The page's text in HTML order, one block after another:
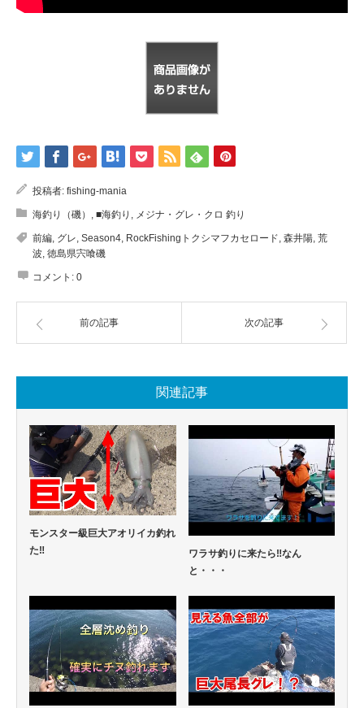
投稿者: fishing-mania
海釣り（磯） , ■海釣り , メジナ・グレ・クロ 釣り
前編, グレ, Season4, RockFishingトクシマフカセロード, 森井陽, 荒
波, 徳島県宍喰磯
コメント: 0
前の記事 次の記事
関連記事
モンスター級巨大アオリイカ釣れ
た‼
ワラサ釣りに来たら‼なん
と・・・